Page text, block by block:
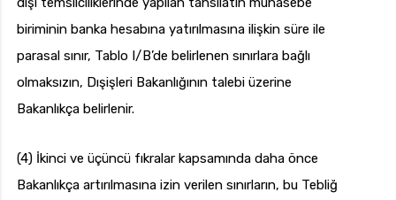
biriminin banka hesabına yatırılmasına ilişkin süre ile
parasal sınır, Tablo I/B’de belirlenen sınırlara bağlı
olmaksızın, Dışişleri Bakanlığının talebi üzerine
Bakanlıkça belirlenir.
(4) İkinci ve üçüncü fıkralar kapsamında daha önce
Bakanlıkça artırılmasına izin verilen sınırların, bu Tebliğ